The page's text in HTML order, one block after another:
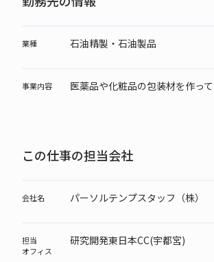
業種 石油精製・石油製品
事業内容 医薬品や化粧品の包装材を作っ
この仕事の担当会社
会社名 パーソルテンプスタッフ（株）
担当
オフィス
研究開発東日本CC(宇都宮)